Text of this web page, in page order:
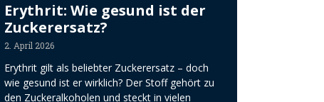
Erythrit: Wie gesund ist der
Zuckerersatz?
2. April 2026
Erythrit gilt als beliebter Zuckerersatz – doch
wie gesund ist er wirklich? Der Stoff gehört zu
den Zuckeralkoholen und steckt in vielen